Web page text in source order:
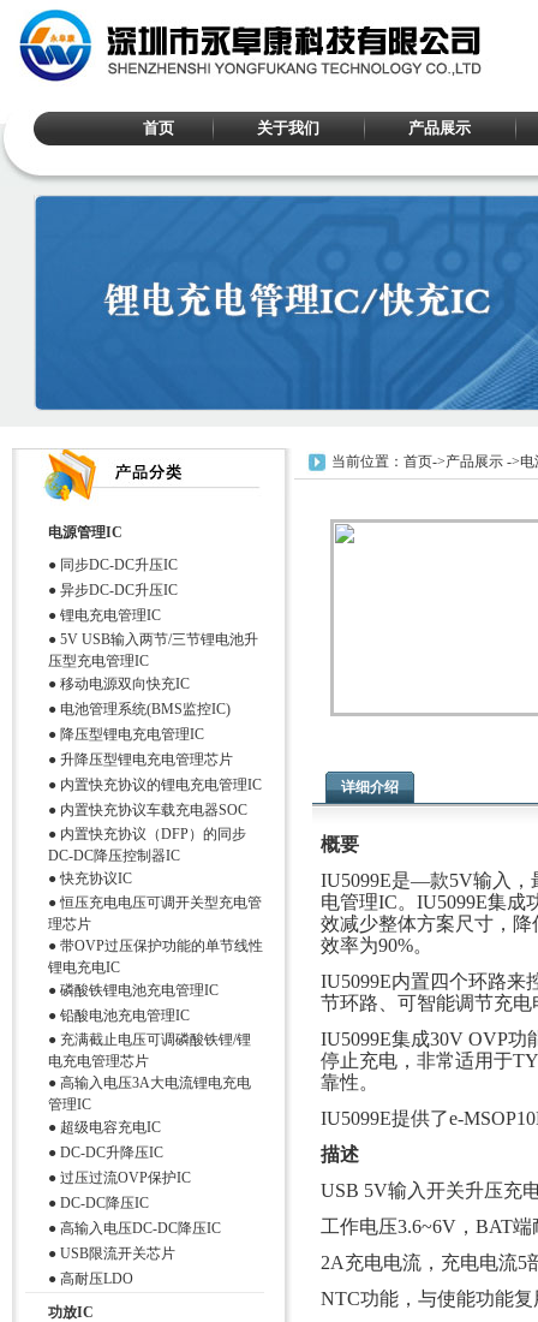
首页 关于我们 产品展示
电源管理IC
● 同步DC-DC升压IC
● 异步DC-DC升压IC
● 锂电充电管理IC
● 5V USB输入两节/三节锂电池升
压型充电管理IC
● 移动电源双向快充IC
● 电池管理系统(BMS监控IC)
● 降压型锂电充电管理IC
● 升降压型锂电充电管理芯片
● 内置快充协议的锂电充电管理IC
● 内置快充协议车载充电器SOC
● 内置快充协议（DFP）的同步
DC-DC降压控制器IC
● 快充协议IC
● 恒压充电电压可调开关型充电管
理芯片
● 带OVP过压保护功能的单节线性
锂电充电IC
● 磷酸铁锂电池充电管理IC
● 铅酸电池充电管理IC
● 充满截止电压可调磷酸铁锂/锂
电充电管理芯片
● 高输入电压3A大电流锂电充电
管理IC
● 超级电容充电IC
● DC-DC升降压IC
● 过压过流OVP保护IC
● DC-DC降压IC
● 高输入电压DC-DC降压IC
● USB限流开关芯片
● 高耐压LDO
功放IC
当前位置： 首页->产品展示 ->电
详细介绍
概要
IU5099E是—款5V输入，
电管理IC。IU5099E集成
效减少整体方案尺寸，降
效率为90%。
IU5099E内置四个环路来
节环路、可智能调节充
IU5099E集成30V OVP
停止充电，非常适用于
靠性。
IU5099E提供了e-
描述
USB 5V输入开关升压充
工作电压3.6~6V，BAT
2A充电电流，充电电流5
NTC功能，与使能功能复